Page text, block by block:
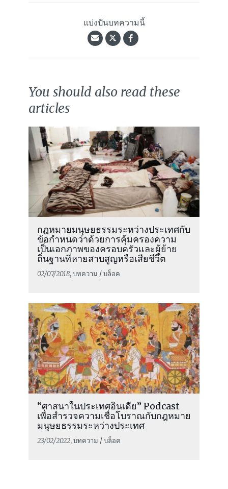
แบ่งปันบทความนี้
You should also read these
articles
กฎหมายมนุษยธรรมระหว่างประเทศกับ
ข้อกำหนดว่าด้วยการคุ้มครองความ
เป็นเอกภาพของครอบครัวและผู้ย้าย
ถิ่นฐานที่หายสาบสูญหรือเสียชีวิต
02/07/2018, บทความ / บล็อค
“ศาสนาในประเทศอินเดีย” Podcast
เพื่อสำรวจความเชื่อโบราณกับกฎหมาย
มนุษยธรรมระหว่างประเทศ
23/02/2022, บทความ / บล็อค